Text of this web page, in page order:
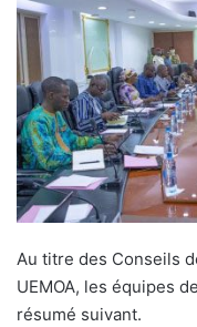
Au titre des Conseils
UEMOA, les équipes
résumé suivant.